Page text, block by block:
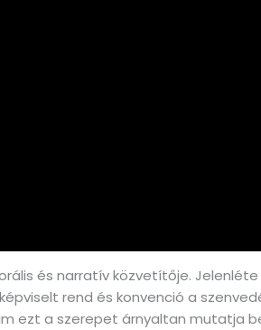
és narratív közvetítője.
rend és konvenció a
ezt a szerepet árnyaltan mutatja